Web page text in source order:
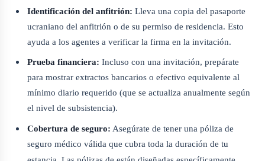
Identificación del anfitrión: Lleva una copia del pasaporte
ucraniano del anfitrión o de su permiso de residencia. Esto
ayuda a los agentes a verificar la firma en la invitación.
Prueba financiera: Incluso con una invitación, prepárate
para mostrar extractos bancarios o efectivo equivalente al
mínimo diario requerido (que se actualiza anualmente según
el nivel de subsistencia).
Cobertura de seguro: Asegúrate de tener una póliza de
seguro médico válida que cubra toda la duración de tu